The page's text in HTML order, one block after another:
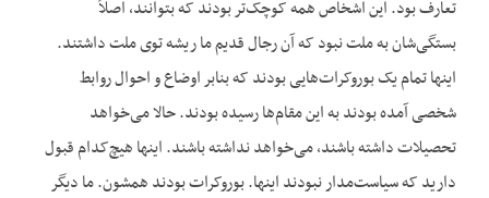
تعارف بود. این اشخاص همه کوچک‌تر بودند که بتوانند، اصلاً
بستگی‌شان به ملت نبود که آن رجال قدیم ما ریشه توی ملت داشتند.
اینها تمام یک بوروکرات‌هایی بودند که بنابر اوضاع و احوال روابط
شخصی آمده بودند به این مقام‌ها رسیده بودند. حالا می‌خواهد
تحصیلات داشته باشند، می‌خواهد نداشته باشند. اینها هیچ‌کدام قبول
دارید که سیاست‌مدار نبودند اینها. بوروکرات بودند همشون. ما دیگر